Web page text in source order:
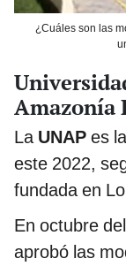
¿Cuáles son las
Amazonía
La UNAP es
este 2022,
fundada en
En octubre
aprobó las